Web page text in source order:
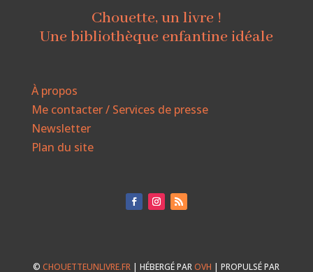
Chouette, un livre !
Une bibliothèque enfantine idéale
À propos
Me contacter / Services de presse
Newsletter
Plan du site
©CHOUETTEUNLIVRE.FR | HÉBERGÉ PAROVH | PROPULSÉ PAR